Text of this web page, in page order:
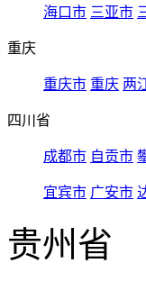
海口市 三亚市
重庆
重庆市 重庆 两
四川省
成都市 自贡市
宜宾市 广安市
贵州省